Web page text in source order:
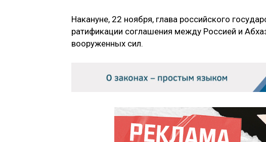
Накануне, 22 ноября, глава российского
ратификации соглашения между Россией и
вооруженных сил.